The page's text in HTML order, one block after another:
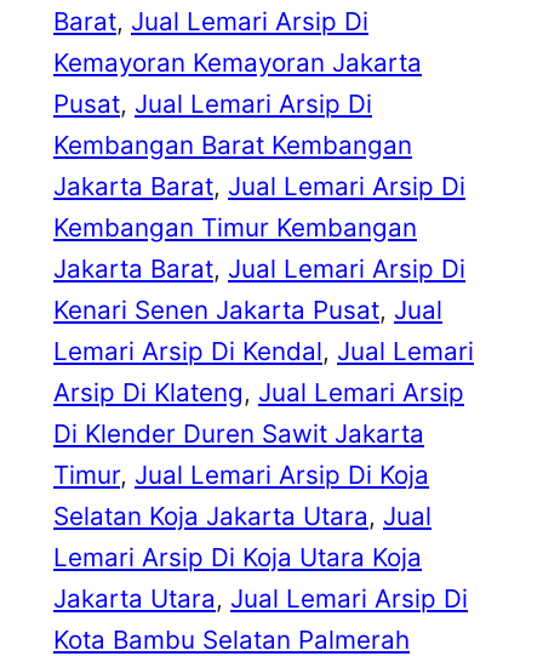
Barat, Jual Lemari Arsip Di
Kemayoran Kemayoran Jakarta
Pusat, Jual Lemari Arsip Di
Kembangan Barat Kembangan
Jakarta Barat, Jual Lemari Arsip Di
Kembangan Timur Kembangan
Jakarta Barat, Jual Lemari Arsip Di
Kenari Senen Jakarta Pusat, Jual
Lemari Arsip Di Kendal, Jual Lemari
Arsip Di Klateng, Jual Lemari Arsip
Di Klender Duren Sawit Jakarta
Timur, Jual Lemari Arsip Di Koja
Selatan Koja Jakarta Utara, Jual
Lemari Arsip Di Koja Utara Koja
Jakarta Utara, Jual Lemari Arsip Di
Kota Bambu Selatan Palmerah